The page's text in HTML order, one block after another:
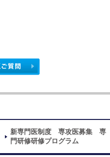
新専門医制度 専攻医募集 専
門研修研修プログラム